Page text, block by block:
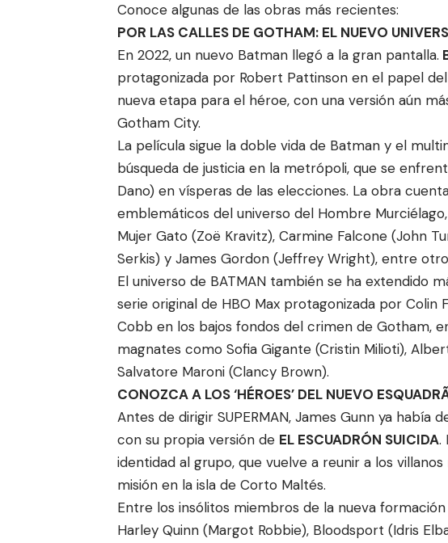
Conoce algunas de las obras más recientes:
POR LAS CALLES DE GOTHAM: EL NUEVO
En 2022, un nuevo Batman llegó a la gran pantalla.
protagonizada por Robert Pattinson en el papel
nueva etapa para el héroe, con una versión aún
Gotham City.
La película sigue la doble vida de Batman y el
búsqueda de justicia en la metrópoli, que se
Dano) en vísperas de las elecciones. La obra
emblemáticos del universo del Hombre
Mujer Gato (Zoë Kravitz), Carmine Falcone (John
Serkis) y James Gordon (Jeffrey Wright), entre
El universo de BATMAN también se ha extendido
serie original de HBO Max protagonizada por Colin
Cobb en los bajos fondos del crimen de Gotham,
magnates como Sofia Gigante (Cristin Milioti),
Salvatore Maroni (Clancy Brown).
CONOZCA A LOS ‘HÉROES’ DEL NUEVO
Antes de dirigir SUPERMAN, James Gunn ya había
con su propia versión de EL ESCUADRÓN SUICIDA.
identidad al grupo, que vuelve a reunir a los
misión en la isla de Corto Maltés.
Entre los insólitos miembros de la nueva
Harley Quinn (Margot Robbie), Bloodsport (Idris